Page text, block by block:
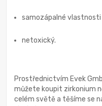
samozápalné
netoxický.
Prostřednictvím Evek
můžete koupit zirkonium
celém světě a těšíme se